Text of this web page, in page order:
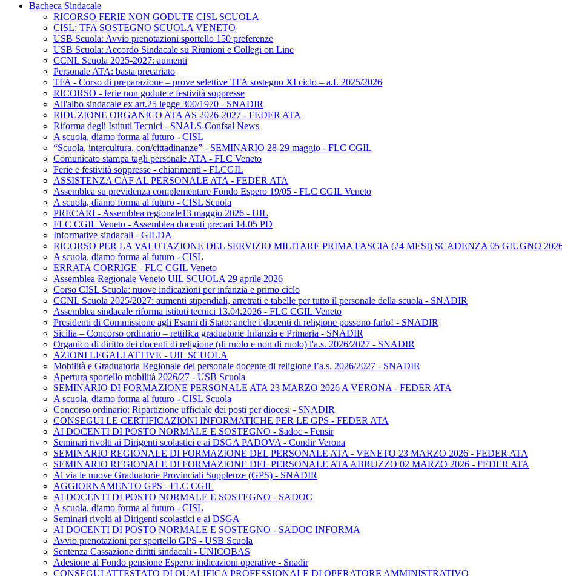
Bacheca Sindacale
RICORSO FERIE NON GODUTE CISL SCUOLA
CISL: TFA SOSTEGNO SCUOLA VENETO
USB Scuola: Avvio prenotazioni sportello 150 preferenze
USB Scuola: Accordo Sindacale su Riunioni e Collegi on Line
CCNL Scuola 2025-2027: aumenti
Personale ATA: basta precariato
TFA - Corso di preparazione – prove selettive TFA sostegno XI ciclo – a.f. 2025/2026
RICORSO - ferie non godute e festività soppresse
All'albo sindacale ex art.25 legge 300/1970 - SNADIR
RIDUZIONE ORGANICO ATA AS 2026-2027 - FEDER ATA
Riforma degli Istituti Tecnici - SNALS-Confsal News
A scuola, diamo forma al futuro - CISL
“Scuola, intercultura, con/cittadinanze” - SEMINARIO 28-29 maggio - FLC CGIL
Comunicato stampa tagli personale ATA - FLC Veneto
Ferie e festività soppresse - chiarimenti - FLCGIL
ASSISTENZA CAF AL PERSONALE ATA - FEDER ATA
Assemblea su previdenza complementare Fondo Espero 19/05 - FLC CGIL Veneto
A scuola, diamo forma al futuro - CISL Scuola
PRECARI - Assemblea regionale13 maggio 2026 - UIL
FLC CGIL Veneto - Assemblea docenti precari 14.05 PD
Informative sindacali - GILDA
RICORSO PER LA VALUTAZIONE DEL SERVIZIO MILITARE PRIMA FASCIA (24 MESI) SCADENZA 05 GIUGNO
A scuola, diamo forma al futuro - CISL
ERRATA CORRIGE - FLC CGIL Veneto
Assemblea Regionale Veneto UIL SCUOLA 29 aprile 2026
Corso CISL Scuola: nuove indicazioni per infanzia e primo ciclo
CCNL Scuola 2025/2027: aumenti stipendiali, arretrati e tabelle per tutto il personale della scuola - SNADIR
Assemblea sindacale riforma istituti tecnici 13.04.2026 - FLC CGIL Veneto
Presidenti di Commissione agli Esami di Stato: anche i docenti di religione possono farlo! - SNADIR
Sicilia – Concorso ordinario – rettifica graduatorie Infanzia e Primaria - SNADIR
Organico di diritto dei docenti di religione (di ruolo e non di ruolo) l'a.s. 2026/2027 - SNADIR
AZIONI LEGALI ATTIVE - UIL SCUOLA
Mobilità e Graduatoria Regionale del personale docente di religione l’a.s. 2026/2027 - SNADIR
Apertura sportello mobilità 2026/27 - USB Scuola
SEMINARIO DI FORMAZIONE PERSONALE ATA 23 MARZO 2026 A VERONA - FEDER ATA
A scuola, diamo forma al futuro - CISL Scuola
Concorso ordinario: Ripartizione ufficiale dei posti per diocesi - SNADIR
CONSEGUI LE CERTIFICAZIONI INFORMATICHE PER LE GPS - FEDER ATA
AI DOCENTI DI POSTO NORMALE E SOSTEGNO - Sadoc - Fensir
Seminari rivolti ai Dirigenti scolastici e ai DSGA PADOVA - Condir Verona
SEMINARIO REGIONALE DI FORMAZIONE DEL PERSONALE ATA - VENETO 23 MARZO 2026 - FEDER ATA
SEMINARIO REGIONALE DI FORMAZIONE DEL PERSONALE ATA ABRUZZO 02 MARZO 2026 - FEDER ATA
Al via le nuove Graduatorie Provinciali Supplenze (GPS) - SNADIR
AGGIORNAMENTO GPS - FLC CGIL
AI DOCENTI DI POSTO NORMALE E SOSTEGNO - SADOC
A scuola, diamo forma al futuro - CISL
Seminari rivolti ai Dirigenti scolastici e ai DSGA
AI DOCENTI DI POSTO NORMALE E SOSTEGNO - SADOC INFORMA
Avvio prenotazioni per sportello GPS - USB Scuola
Sentenza Cassazione diritti sindacali - UNICOBAS
Adesione al Fondo pensione Espero: indicazioni operative - Snadir
CONSEGUI ATTESTATO DI QUALIFICA PROFESSIONALE DI OPERATORE AMMINISTRATIVO